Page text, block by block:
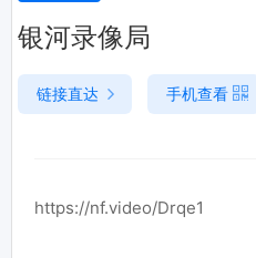
银河录像局
链接直达 手机查看
https://nf.video/Drqe1